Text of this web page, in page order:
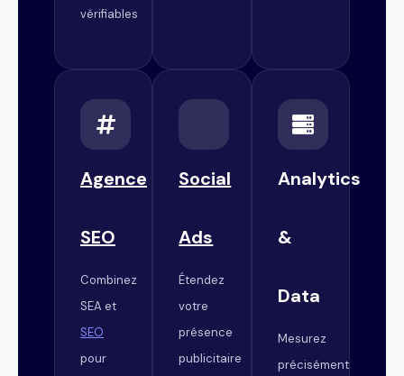
vérifiables
Agence
SEO
Combinez
SEA et
SEO
pour
Social
Ads
Étendez
votre
présence
publicitaire
Analytics
&
Data
Mesurez
précisément